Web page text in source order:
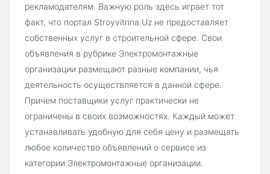
рекламодателям. Важную роль здесь играет тот
факт, что портал Stroyvitrina.Uz не предоставляет
собственных услуг в строительной сфере. Свои
объявления в рубрике Электромонтажные
организации размещают разные компании, чья
деятельность осуществляется в данной сфере.
Причем поставщики услуг практически не
ограничены в своих возможностях. Каждый может
устанавливать удобную для себя цену и размещать
любое количество объявлений о сервисе из
категории Электромонтажные организации.